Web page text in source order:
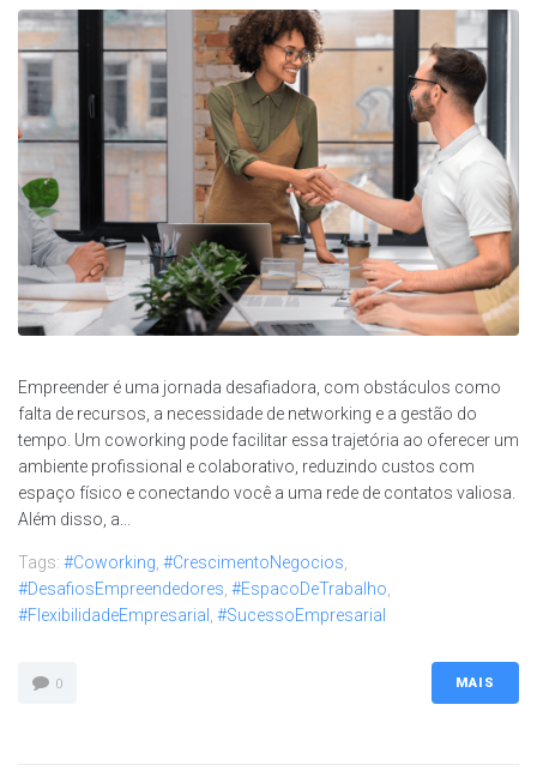
Empreender é uma jornada desafiadora, com obstáculos como
falta de recursos, a necessidade de networking e a gestão do
tempo. Um coworking pode facilitar essa trajetória ao oferecer um
ambiente profissional e colaborativo, reduzindo custos com
espaço físico e conectando você a uma rede de contatos valiosa.
Além disso, a...
Tags: #Coworking #CrescimentoNegocios
#DesafiosEmpreendedores #EspacoDeTrabalho
#FlexibilidadeEmpresarial #SucessoEmpresarial
0 MAIS